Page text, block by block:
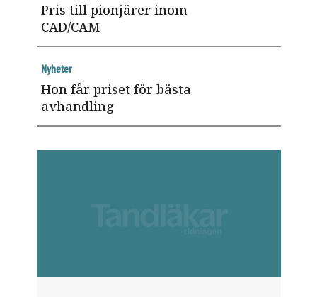
Pris till pionjärer inom
CAD/CAM
Hon får priset för bästa
avhandling
Nyheter